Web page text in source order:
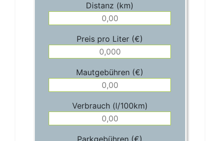
Distanz (km)
Preis pro Liter (€)
Mautgebühren (€)
Verbrauch (l/100km)
Parkgebühren (€)